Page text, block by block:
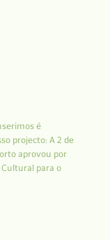
é
projecto: A 2 de
aprovou por
para o